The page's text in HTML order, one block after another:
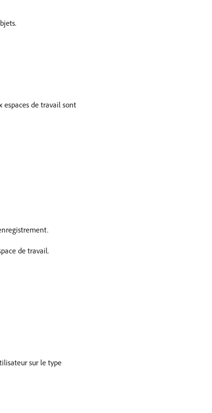
espaces de travail sont
de travail.
sur le type